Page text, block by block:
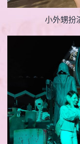
小外甥扮